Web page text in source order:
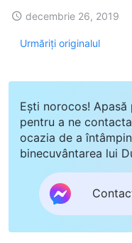
decembrie 26, 2019
Urmăriți originalul
Ești norocos!
pentru a ne
ocazia de a
binecuvântarea lui